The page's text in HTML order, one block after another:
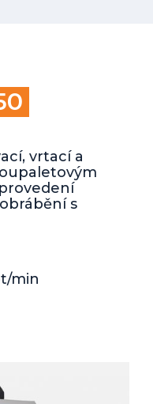
vrtací a
s
min